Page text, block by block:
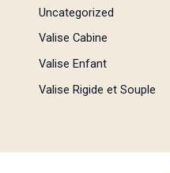
Uncategorized
Valise Cabine
Valise Enfant
Valise Rigide et Souple